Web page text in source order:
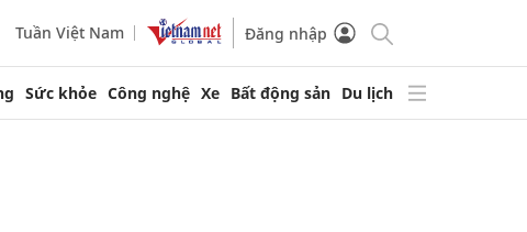
Tuần Việt Nam Đăng nhập
Sức khỏe Công nghệ Xe Bất động sản Du lịch